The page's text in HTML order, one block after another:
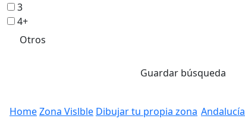
3
4+
Otros
Guardar búsqueda
HomeZona Vislble Dibujar tu propia zona Andalucía